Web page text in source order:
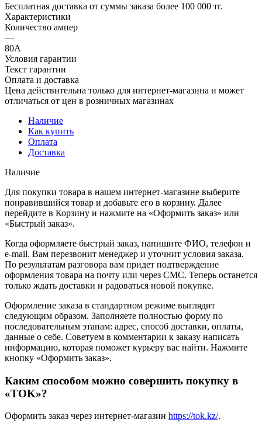
Бесплатная доставка от суммы заказа более 100 000 тг.
Характеристики
Количество ампер
—
80А
Условия гарантии
Текст гарантии
Оплата и доставка
Цена действительна только для интернет-магазина и может
отличаться от цен в розничных магазинах
Наличие
Как купить
Оплата
Доставка
Наличие
Для покупки товара в нашем интернет-магазине выберите
понравившийся товар и добавьте его в корзину. Далее
перейдите в Корзину и нажмите на «Оформить заказ» или
«Быстрый заказ».
Когда оформляете быстрый заказ, напишите ФИО, телефон и
e-mail. Вам перезвонит менеджер и уточнит условия заказа.
По результатам разговора вам придет подтверждение
оформления товара на почту или через СМС. Теперь останется
только ждать доставки и радоваться новой покупке.
Оформление заказа в стандартном режиме выглядит
следующим образом. Заполняете полностью форму по
последовательным этапам: адрес, способ доставки, оплаты,
данные о себе. Советуем в комментарии к заказу написать
информацию, которая поможет курьеру вас найти. Нажмите
кнопку «Оформить заказ».
Каким способом можно совершить покупку в
«TOK»?
Оформить заказ через интернет-магазин https://tok.kz/.